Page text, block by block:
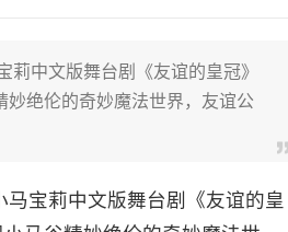
中文版舞台剧《友谊的皇冠》
绝伦的奇妙魔法世界，友谊公
宝莉中文版舞台剧《友谊的皇